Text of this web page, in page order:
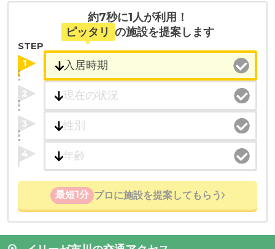
約7秒に1人が利用！
ピッタリ の施設を提案します
STEP
1
2
3
4
最短1分 プロに施設を提案してもらう